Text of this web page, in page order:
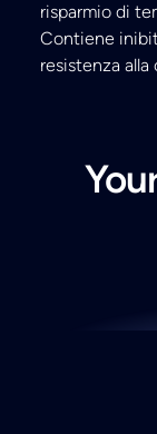
risparmio di
Contiene
resistenza alla